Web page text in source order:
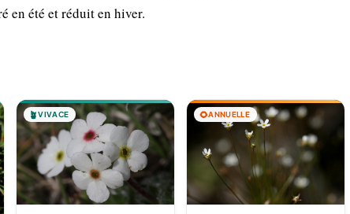
en été et réduit en hiver.
🪴VIVACE 🌻ANNUELLE